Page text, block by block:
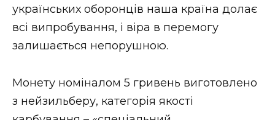
ЗАКАРПАТСЬКІ НОВИНИ
ФОТО
українських оборонців наша країна долає
всі випробування, і віра в перемогу
залишається непорушною.
Монету номіналом 5 гривень виготовлено
з нейзильберу, категорія якості